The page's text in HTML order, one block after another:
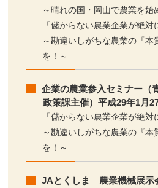
～晴れの国・岡山で農業を始
「儲からない農業企業が絶対
～勘違いしがちな農業の『本
を！～
企業の農業参入セミナー（
政策課主催）平成29年1月
「儲からない農業企業が絶対
～勘違いしがちな農業の『本
を！～
JAとくしま 農業機械展示